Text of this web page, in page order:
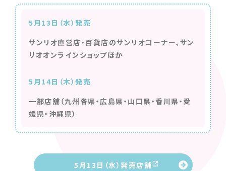
5月13日（水）発売
サンリオ直営店・百貨店のサンリオコーナー、サン
リオオンラインショップほか
5月14日（木）発売
一部店舗（九州各県・広島県・山口県・香川県・愛
媛県・沖縄県）
5月13日（水）発売店舗